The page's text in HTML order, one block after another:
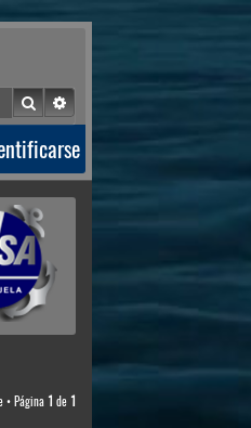
BuscarBúsqueda avanzada
• Página 1 de 1